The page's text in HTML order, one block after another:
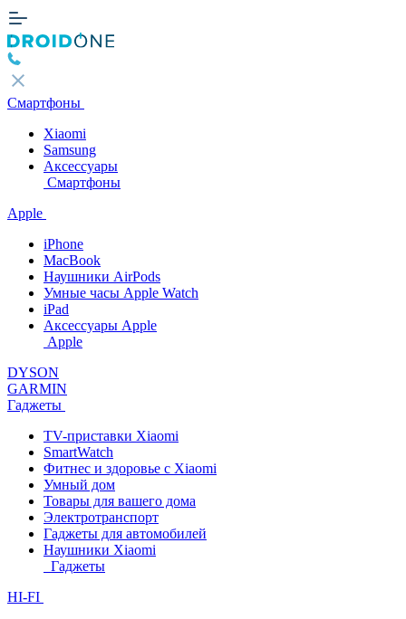
Смартфоны
Xiaomi
Samsung
Аксессуары
Смартфоны
Apple
iPhone
MacBook
Наушники AirPods
Умные часы Apple Watch
iPad
Аксессуары Apple
Apple
DYSON
GARMIN
Гаджеты
TV-приставки Xiaomi
SmartWatch
Фитнес и здоровье с Xiaomi
Умный дом
Товары для вашего дома
Электротранспорт
Гаджеты для автомобилей
Наушники Xiaomi
Гаджеты
HI-FI